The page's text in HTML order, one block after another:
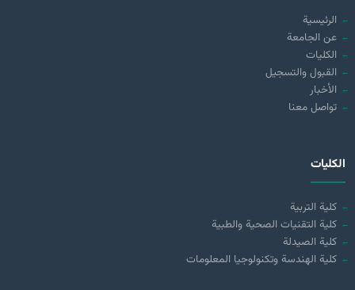
الرئيسية
عن الجامعة
الكليات
القبول والتسجيل
الأخبار
تواصل معنا
الكليات
كلية التربية
كلية التقنيات الصحية والطبية
كلية الصيدلة
كلية الهندسة وتكنولوجيا المعلومات